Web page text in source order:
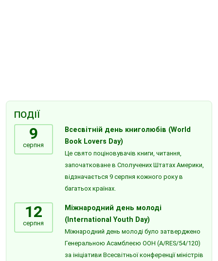
ПОДІЇ
9
серпня
Всесвітній день книголюбів (World
Book Lovers Day)
Це свято поціновувачів книги, читання,
започатковане в Сполучених Штатах Америки,
відзначається 9 серпня кожного року в
багатьох країнах.
12
серпня
Міжнародний день молоді
(International Youth Day)
Міжнародний день молоді було затверджено
Генеральною Асамблеєю ООН (A/RES/54/120)
за ініціативи Всесвітньої конференції міністрів